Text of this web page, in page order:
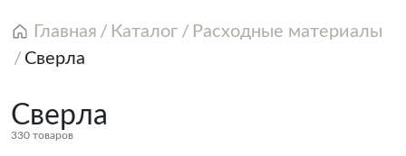
Главная Каталог
Расходные материалы
Сверла
Сверла
330 товаров